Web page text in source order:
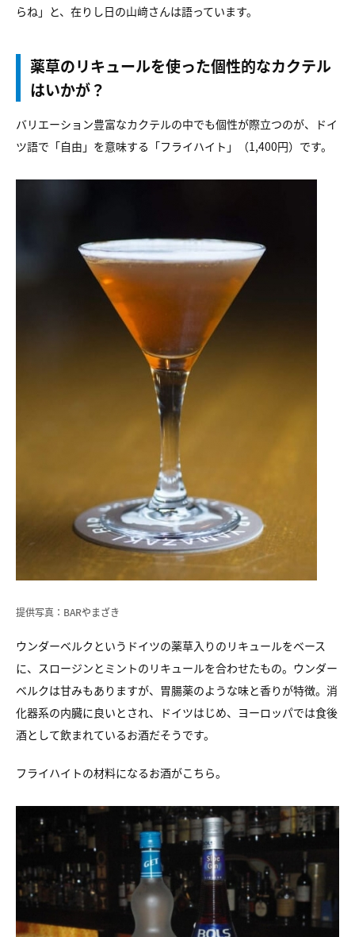
らね」と、在りし日の山﨑さんは語っています。
薬草のリキュールを使った個性的なカクテル
はいかが？
バリエーション豊富なカクテルの中でも個性が際立つのが、ドイ
ツ語で「自由」を意味する「フライハイト」（1,400円）です。
提供写真：BARやまざき
ウンダーベルクというドイツの薬草入りのリキュールをベース
に、スロージンとミントのリキュールを合わせたもの。ウンダー
ベルクは甘みもありますが、胃腸薬のような味と香りが特徴。消
化器系の内臓に良いとされ、ドイツはじめ、ヨーロッパでは食後
酒として飲まれているお酒だそうです。
フライハイトの材料になるお酒がこちら。